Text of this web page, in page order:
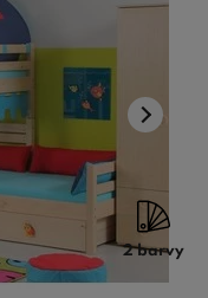
2 barvy